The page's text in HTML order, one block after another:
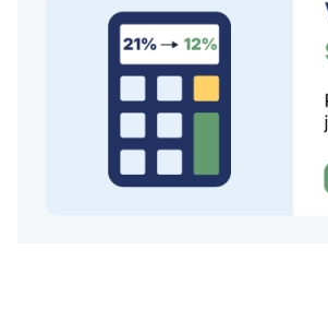
“Heavenly
Furniture”
LV
“Heavenly
Furniture”